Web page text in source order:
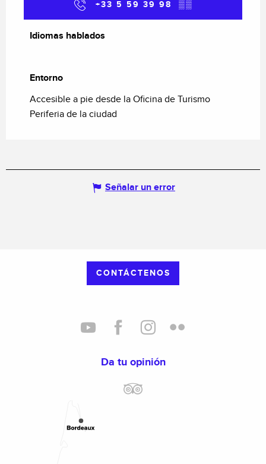
+33 5 59 39 98 ▒▒
Idiomas hablados
Idiomas hablados
Entorno
Entorno
Accesible a pie desde la Oficina de Turismo
Periferia de la ciudad
Señalar un error
CONTÁCTENOS
Da tu opinión